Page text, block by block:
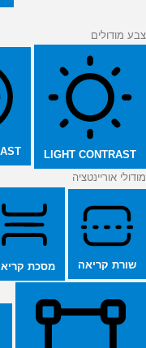
צבע מודולים
LIGHT CONTRAST
מודולי אוריינטציה
שורת קריאה מסכת